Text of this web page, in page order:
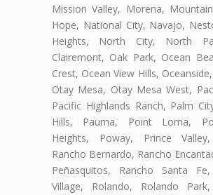
Mission Valley, Morena,
Hope, National City, Navajo,
Heights, North City, North
Clairemont, Oak Park, Ocean
Crest, Ocean View Hills,
Otay Mesa, Otay Mesa West,
Pacific Highlands Ranch, Palm
Hills, Pauma, Point Loma,
Heights, Poway, Prince
Rancho Bernardo, Rancho
Peñasquitos, Rancho Santa
Village, Rolando, Rolando Park,